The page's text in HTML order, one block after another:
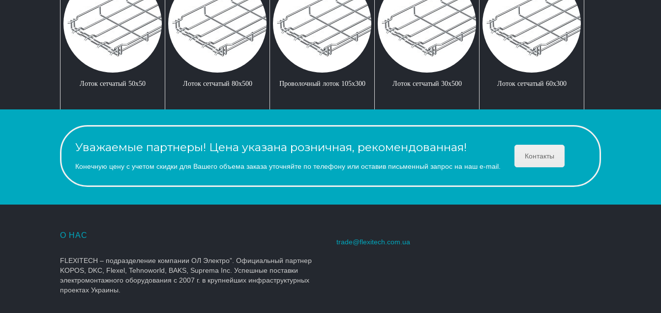
Лоток сетчатый 50x50 Лоток сетчатый 80x500 Проволочный лоток 105x300 Лоток сетчатый 30x500 Лоток сетчатый 60x300
Уважаемые партнеры! Цена указана розничная, рекомендованная!
Конечную цену с учетом скидки для Вашего объема заказа уточняйте по телефону или оставив письменный запрос на наш e-mail.
Контакты
О НАС
FLEXITECH – подразделение компании ОЛ Электро”. Официальный партнер
KOPOS, DKC, Flexel, Tehnoworld, BAKS, Suprema Inc. Успешные поставки
электромонтажного оборудования с 2007 г. в крупнейших инфраструктурных
проектах Украины.
trade@flexitech.com.ua